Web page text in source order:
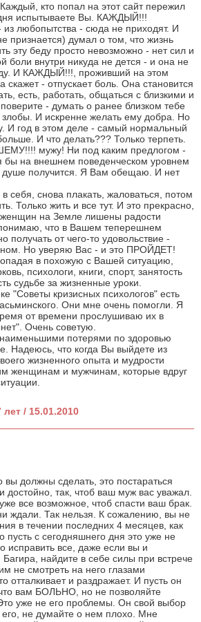
кто попал на этот сайт пережил
испытываете Вы. КАЖДЫЙ!!!
из любопытства - сюда не приходят. И
признается) думал о том, что жизнь
эту беду просто невозможно - нет сил и
боли внутри никуда не дется - и она не
И КАЖДЫЙ!!!, проживший на этом
скажет - отпускает боль. Она становится
есть, работать, общаться с близкими и
- думать о ранее близком тебе
злобы. И искренне желать ему добра. Но
И год в этом деле - самый нормальный
И что делать??? Только терпеть.
мужу! Ни под каким предлогом -
бы на внешнем поведенческом уровнем
душе получится. Я Вам обещаю. И нет
себя, снова плакать, жаловаться, потом
Только жить и все тут. И это прекрасно,
женщин на Земле лишены радости
что в Вашем теперешнем
получать от чего-то удовольствие -
Но уверяю Вас - и это ПРОЙДЕТ!
в похожую с Вашей ситуацию,
психологи, книги, спорт, занятость
судьбе за жизненные уроки.
"Советы кризисных психологов" есть
Они мне очень помогли. Я
от времени прослушиваю их в
Очень советую.
потерями по здоровью
Надеюсь, что когда Вы выйдете из
жизненного опыта и мудрости
женщинам и мужчинам, которые вдруг
/ 15.01.2010
вы должны сделать, это постараться
достойно, так, чтоб ваш муж вас уважал.
все возможное, чтоб спасти ваш брак.
ждали. Так нельзя. К сожалению, вы не
в течении последних 4 месяцев, как
с сегодняшнего дня это уже не
исправить все, даже если вы и
найдите в себе силы при встрече
не смотреть на него глазами
отталкивает и раздражает. И пусть он
вам БОЛЬНО, но не позволяйте
уже не его проблемы. Он свой выбор
не думайте о нем плохо. Мне